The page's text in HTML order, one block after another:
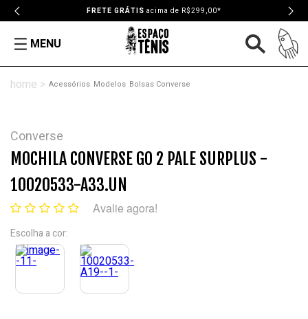
até 10X SEM JUROS
MENU
Acessórios Modelos Bolsas Converse
Converse
MOCHILA CONVERSE GO 2 PALE SURPLUS -
10020533-A33.UN
Avalie agora!
Escolha a cor: